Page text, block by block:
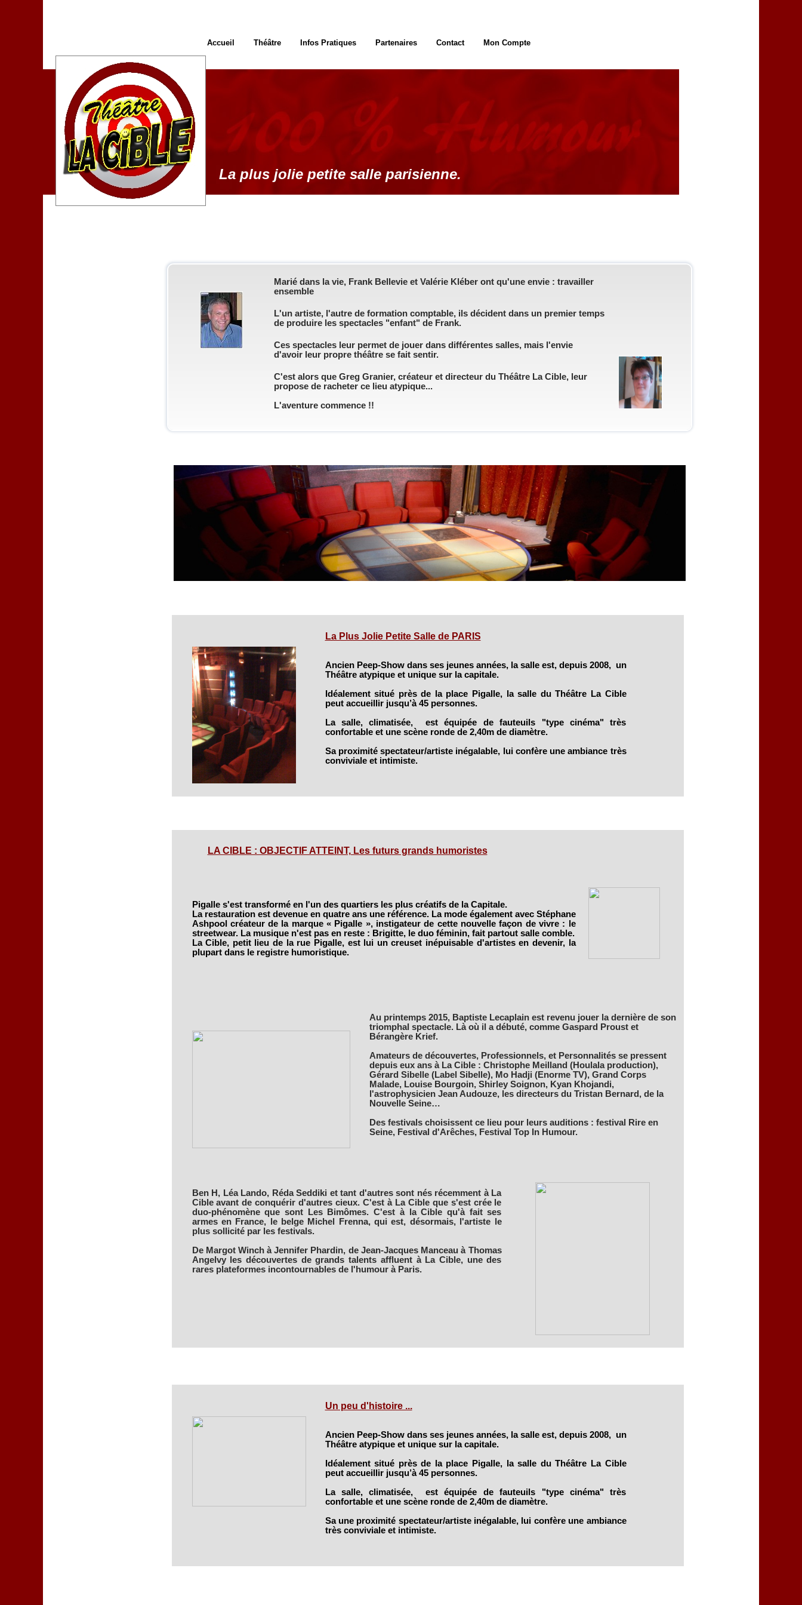
Marié dans la vie, Frank Bellevie et Valérie Kléber ont qu'une envie : travailler
ensemble
L'un artiste, l'autre de formation comptable, ils décident dans un premier temps
de produire les spectacles "enfant" de Frank.
Ces spectacles leur permet de jouer dans différentes salles, mais l'envie
d'avoir leur propre théâtre se fait sentir.
C'est alors que Greg Granier, créateur et directeur du Théâtre La Cible, leur
propose de racheter ce lieu atypique...
L'aventure commence !!
La plus jolie petite salle parisienne.
Accueil Théâtre Infos Pratiques Partenaires Contact Mon Compte
La Plus Jolie Petite Salle de PARIS
Ancien Peep-Show dans ses jeunes années, la salle est, depuis 2008, un
Théâtre atypique et unique sur la capitale.
Idéalement situé près de la place Pigalle, la salle du Théâtre La Cible
peut accueillir jusqu’à 45 personnes.
La salle, climatisée, est équipée de fauteuils "type cinéma" très
confortable et une scène ronde de 2,40m de diamètre.
Sa proximité spectateur/artiste inégalable, lui confère une ambiance très
conviviale et intimiste.
LA CIBLE : OBJECTIF ATTEINT, Les futurs grands humoristes
Pigalle s'est transformé en l'un des quartiers les plus créatifs de la Capitale.
La restauration est devenue en quatre ans une référence. La mode également avec Stéphane
Ashpool créateur de la marque « Pigalle », instigateur de cette nouvelle façon de vivre : le
streetwear. La musique n'est pas en reste : Brigitte, le duo féminin, fait partout salle comble.
La Cible, petit lieu de la rue Pigalle, est lui un creuset inépuisable d'artistes en devenir, la
plupart dans le registre humoristique.
Au printemps 2015, Baptiste Lecaplain est revenu jouer la dernière de son
triomphal spectacle. Là où il a débuté, comme Gaspard Proust et
Bérangère Krief.
Amateurs de découvertes, Professionnels, et Personnalités se pressent
depuis eux ans à La Cible : Christophe Meilland (Houlala production),
Gérard Sibelle (Label Sibelle), Mo Hadji (Enorme TV), Grand Corps
Malade, Louise Bourgoin, Shirley Soignon, Kyan Khojandi,
l'astrophysicien Jean Audouze, les directeurs du Tristan Bernard, de la
Nouvelle Seine…
Des festivals choisissent ce lieu pour leurs auditions : festival Rire en
Seine, Festival d'Arêches, Festival Top In Humour.
Ben H, Léa Lando, Réda Seddiki et tant d'autres sont nés récemment à La
Cible avant de conquérir d'autres cieux. C'est à La Cible que s'est crée le
duo-phénomène que sont Les Bimômes. C'est à la Cible qu'à fait ses
armes en France, le belge Michel Frenna, qui est, désormais, l'artiste le
plus sollicité par les festivals.
De Margot Winch à Jennifer Phardin, de Jean-Jacques Manceau à Thomas
Angelvy les découvertes de grands talents affluent à La Cible, une des
rares plateformes incontournables de l'humour à Paris.
Un peu d'histoire ...
Ancien Peep-Show dans ses jeunes années, la salle est, depuis 2008, un
Théâtre atypique et unique sur la capitale.
Idéalement situé près de la place Pigalle, la salle du Théâtre La Cible
peut accueillir jusqu’à 45 personnes.
La salle, climatisée, est équipée de fauteuils "type cinéma" très
confortable et une scène ronde de 2,40m de diamètre.
Sa une proximité spectateur/artiste inégalable, lui confère une ambiance
très conviviale et intimiste.